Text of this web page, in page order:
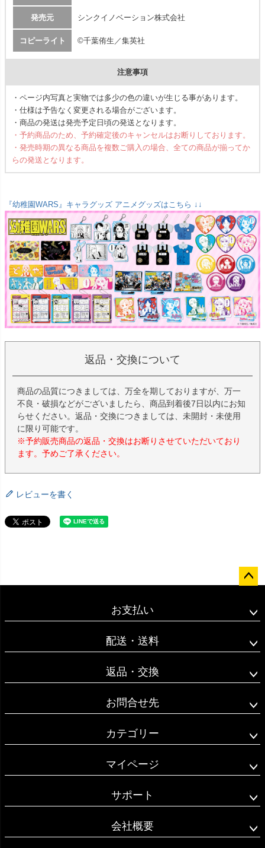
発売元 シンクイノベーション株式会社
コピーライト ©千葉侑生／集英社
注意事項
・ページ内写真と実物では多少の色の違いが生じる事があります。
・仕様は予告なく変更される場合がございます。
・商品の発送は発売予定日頃の発送となります。
・予約商品のため、予約確定後のキャンセルはお断りしております。
・発売時期の異なる商品を複数ご購入の場合、全ての商品が揃ってか
らの発送となります。
『幼稚園WARS』キャラグッズ アニメグッズはこちら ↓↓
返品・交換について
商品の品質につきましては、万全を期しておりますが、万一
不良・破損などがございましたら、商品到着後7日以内にお知
らせください。返品・交換につきましては、未開封・未使用
に限り可能です。
※予約販売商品の返品・交換はお断りさせていただいており
ます。予めご了承ください。
レビューを書く
ップ
お支払い
配送・送料
返品・交換
お問合せ先
カテゴリー
マイページ
サポート
会社概要